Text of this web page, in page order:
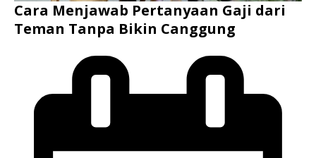
Cara Menjawab Pertanyaan Gaji dari
Teman Tanpa Bikin Canggung